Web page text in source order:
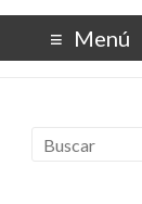
Menú